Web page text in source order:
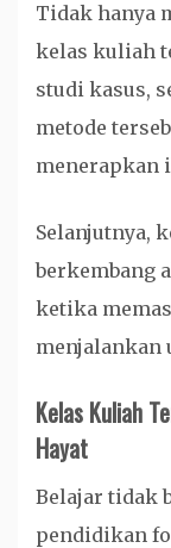
Tidak hanya
kelas kuliah
studi kasus,
metode
menerapkan
Selanjutnya,
berkembang
ketika
menjalankan
Kelas Kuliah
Hayat
Belajar tidak
pendidikan